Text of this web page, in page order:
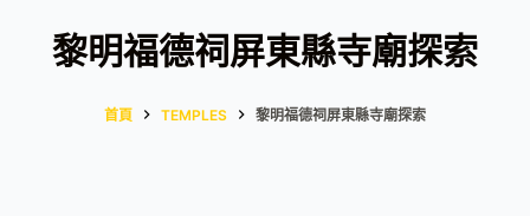
黎明福德祠屏東縣寺廟探索
首頁 TEMPLES 黎明福德祠屏東縣寺廟探索